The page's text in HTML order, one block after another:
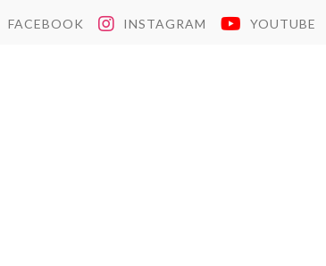
FACEBOOK INSTAGRAM YOUTUBE